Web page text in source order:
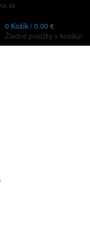
0 Košík / 0.00 €
Žiadne položky v košíku!